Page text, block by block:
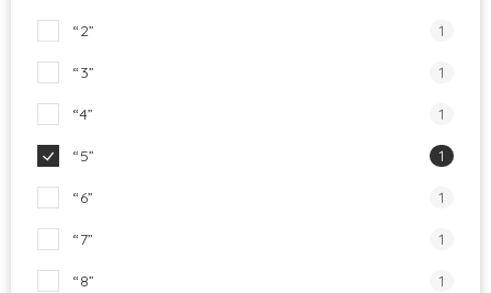
“2” 1
“3” 1
“4” 1
“5” 1
“6” 1
“7” 1
“8” 1